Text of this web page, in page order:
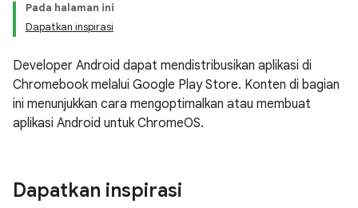
Pada halaman ini
Dapatkan inspirasi
Developer Android dapat mendistribusikan aplikasi di
Chromebook melalui Google Play Store. Konten di bagian
ini menunjukkan cara mengoptimalkan atau membuat
aplikasi Android untuk ChromeOS.
Dapatkan inspirasi